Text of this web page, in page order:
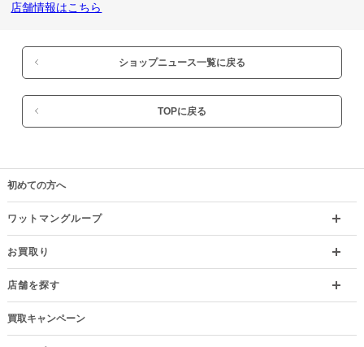
店舗情報はこちら
ショップニュース一覧に戻る
TOPに戻る
初めての方へ
ワットマングループ
お買取り
店舗を探す
買取キャンペーン